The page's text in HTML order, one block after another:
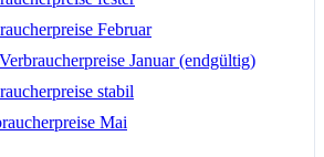
Februar
Januar (endgültig)
stabil
Mai